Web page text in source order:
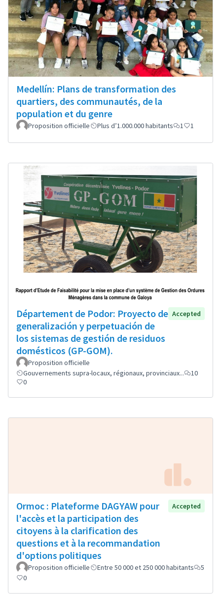
Medellín: Plans de transformation des
quartiers, des communautés, de la
population et du genre
Proposition officielle Plus d’1.000.000 habitants 1 1
Département de Podor: Proyecto de
generalización y perpetuación de
los sistemas de gestión de residuos
domésticos (GP-GOM).
Accepted
Proposition officielle
Gouvernements supra-locaux, régionaux, provinciaux...
10
0
Ormoc : Plateforme DAGYAW pour
l'accès et la participation des
citoyens à la clarification des
questions et à la recommandation
d'options politiques
Accepted
Proposition officielle Entre 50 000 et 250 000 habitants
5
0